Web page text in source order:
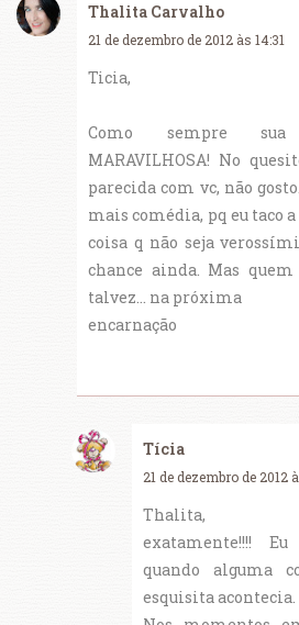
Thalita Carvalho
21 de dezembro de 2012 às 14:31
Ticia,
Como sempre
MARAVILHOSA! No
parecida com vc, não
mais comédia, pq eu taco
coisa q não seja
chance ainda. Mas quem
talvez... na próxima
encarnação
Tícia
21 de dezembro de 2012
Thalita,
exatamente!!!!
quando alguma
esquisita acontecia.